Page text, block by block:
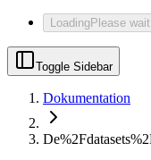
LoadingPlease wait
Toggle Sidebar
Dokumentation